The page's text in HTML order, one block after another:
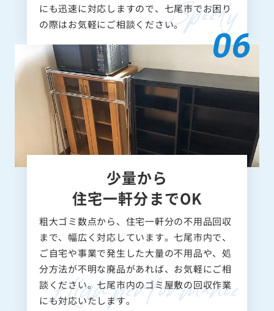
にも迅速に対応しますので、七尾市でお困り
の際はお気軽にご相談ください。
少量から
住宅一軒分までOK
粗大ゴミ数点から、住宅一軒分の不用品回収
まで、幅広く対応しています。七尾市内で、
ご自宅や事業で発生した大量の不用品や、処
分方法が不明な廃品があれば、お気軽にご相
談ください。七尾市内のゴミ屋敷の回収作業
にも対応いたします。